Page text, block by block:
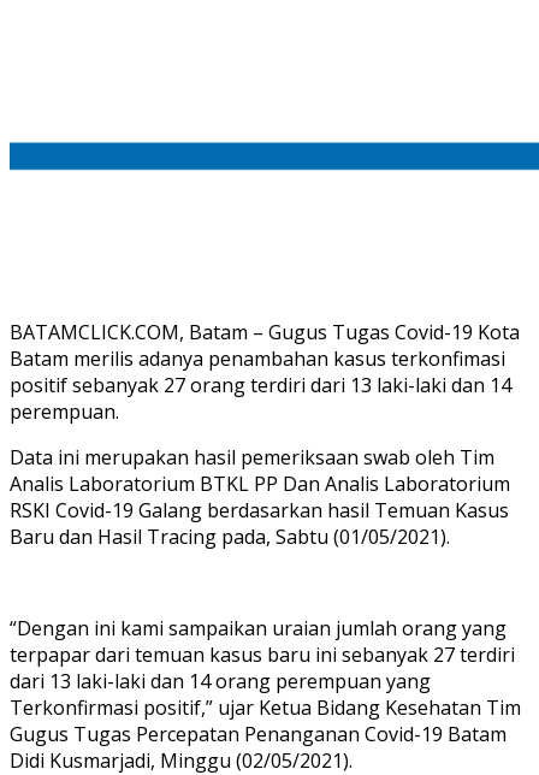
BATAMCLICK.COM, Batam – Gugus Tugas Covid-19 Kota
Batam merilis adanya penambahan kasus terkonfimasi
positif sebanyak 27 orang terdiri dari 13 laki-laki dan 14
perempuan.
Data ini merupakan hasil pemeriksaan swab oleh Tim
Analis Laboratorium BTKL PP Dan Analis Laboratorium
RSKI Covid-19 Galang berdasarkan hasil Temuan Kasus
Baru dan Hasil Tracing pada, Sabtu (01/05/2021).
“Dengan ini kami sampaikan uraian jumlah orang yang
terpapar dari temuan kasus baru ini sebanyak 27 terdiri
dari 13 laki-laki dan 14 orang perempuan yang
Terkonfirmasi positif,” ujar Ketua Bidang Kesehatan Tim
Gugus Tugas Percepatan Penanganan Covid-19 Batam
Didi Kusmarjadi, Minggu (02/05/2021).